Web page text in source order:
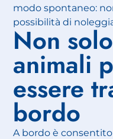
modo spontaneo:
possibilità di
Non
animali
essere
bordo
A bordo è